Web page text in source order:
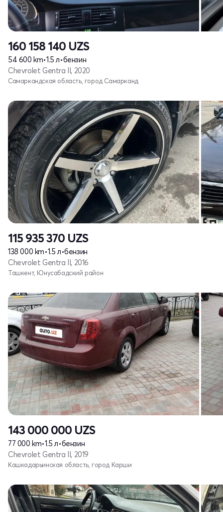
160 158 140 UZS
54 600 km•1.5 л•бензин
Chevrolet Gentra II, 2020
Самаркандская область, город Самарканд
115 935 370 UZS
138 000 km•1.5 л•бензин
Chevrolet Gentra II, 2016
Ташкент, Юнусабадский район
143 000 000 UZS
77 000 km•1.5 л•бензин
Chevrolet Gentra II, 2019
Кашкадарьинская область, город Карши